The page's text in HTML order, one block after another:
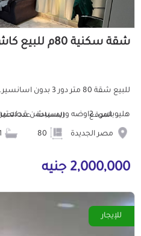
شقة سكنية 80م للبيع كاش بمصر الجديدة القاهرة
للبيع شقة 80 متر
هليوبلس. 2اوضه وريسيبشن قطعتين...
الموقع
مصر الجديدة
المساحة عدد
2,000,000 جنيه
للإيجار